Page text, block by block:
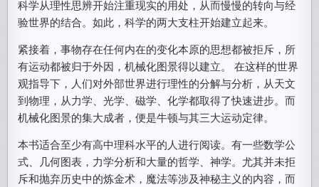
科学从理性思辨开始注重现实的用处，从而慢慢的转向与经
验世界的结合。如此，科学的两大支柱开始建立起来。
紧接着，事物存在任何内在的变化本原的思想都被拒斥，所
有运动都被归于外因，机械化图景得以建立。 在这样的世界
观指导下，人们对外部世界进行理性的分解与分析，从天文
到物理，从力学、光学、磁学、化学都取得了快速进步。而
机械化图景的集大成者，便是牛顿与其三大运动定律。
本书适合至少有高中理科水平的人进行阅读。有一些数学公
式、几何图表，力学分析和大量的哲学、神学。尤其并未拒
斥和抛弃历史中的炼金术，魔法等涉及神秘主义的内容，而